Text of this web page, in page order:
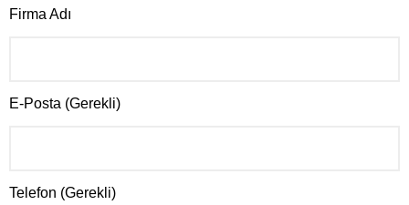
Firma Adı
E-Posta (Gerekli)
Telefon (Gerekli)